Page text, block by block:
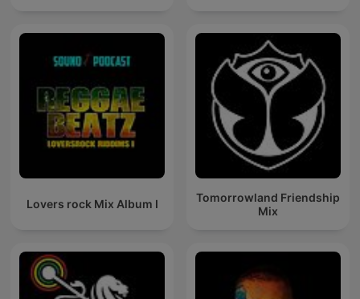
Lovers rock Mix Album I
Tomorrowland Friendship
Mix